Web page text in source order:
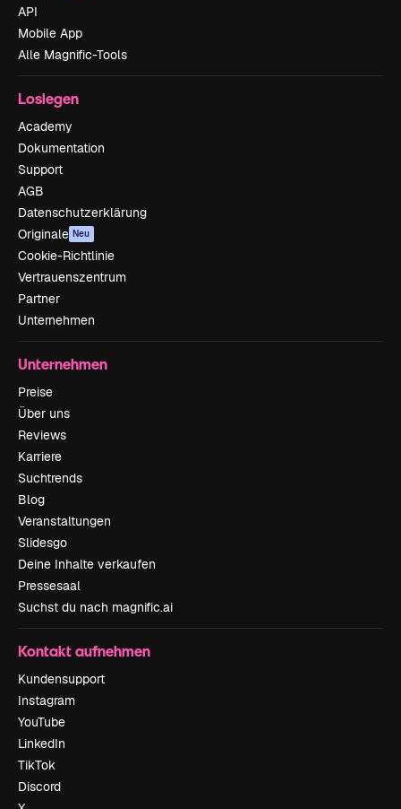
API
Mobile App
Alle Magnific-Tools
Loslegen
Academy
Dokumentation
Support
AGB
Datenschutzerklärung
Originale Neu
Cookie-Richtlinie
Vertrauenszentrum
Partner
Unternehmen
Unternehmen
Preise
Über uns
Reviews
Karriere
Suchtrends
Blog
Veranstaltungen
Slidesgo
Deine Inhalte verkaufen
Pressesaal
Suchst du nach magnific.ai
Kontakt aufnehmen
Kundensupport
Instagram
YouTube
LinkedIn
TikTok
Discord